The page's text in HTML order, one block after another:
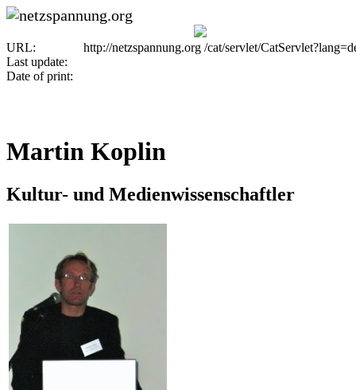
URL: http://netzspannung.org /cat/servlet/
Last update:
Date of print:
Martin Koplin
Kultur- und Medienwissenschaftler